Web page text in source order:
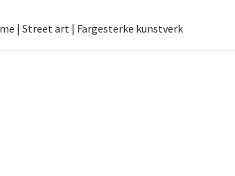
| Street art | Fargesterke kunstverk